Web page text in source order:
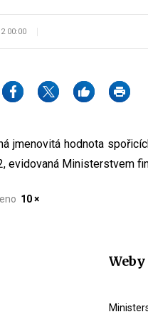
00:00
jmenovitá hodnota
evidovaná Ministerstvem
10 ×